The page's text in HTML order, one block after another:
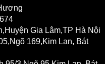
Gia Lâm,TP Hà Nội
169,Kim Lan, Bát